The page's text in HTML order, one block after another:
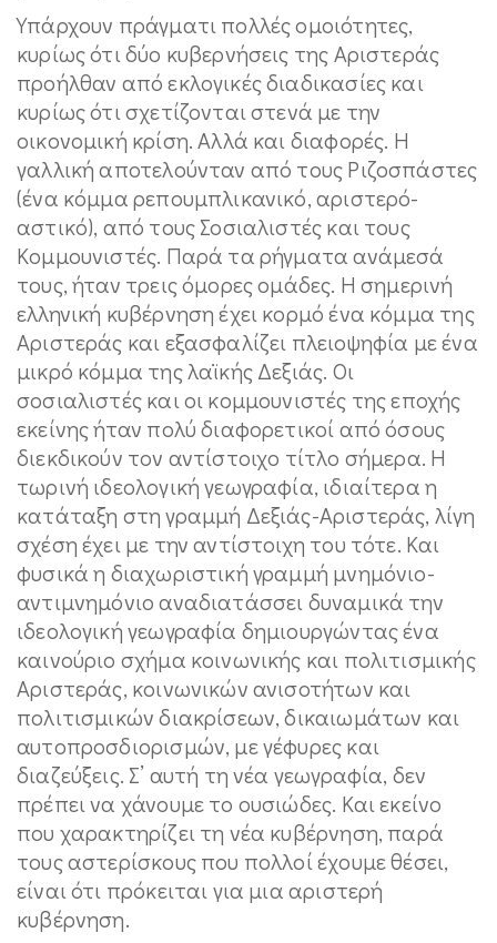
Υπάρχουν πράγματι πολλές ομοιότητες,
κυρίως ότι δύο κυβερνήσεις της Αριστεράς
προήλθαν από εκλογικές διαδικασίες και
κυρίως ότι σχετίζονται στενά με την
οικονομική κρίση. Αλλά και διαφορές. Η
γαλλική αποτελούνταν από τους Ριζοσπάστες
(ένα κόμμα ρεπουμπλικανικό, αριστερό-
αστικό), από τους Σοσιαλιστές και τους
Κομμουνιστές. Παρά τα ρήγματα ανάμεσά
τους, ήταν τρεις όμορες ομάδες. Η σημερινή
ελληνική κυβέρνηση έχει κορμό ένα κόμμα της
Αριστεράς και εξασφαλίζει πλειοψηφία με ένα
μικρό κόμμα της λαϊκής Δεξιάς. Οι
σοσιαλιστές και οι κομμουνιστές της εποχής
εκείνης ήταν πολύ διαφορετικοί από όσους
διεκδικούν τον αντίστοιχο τίτλο σήμερα. Η
τωρινή ιδεολογική γεωγραφία, ιδιαίτερα η
κατάταξη στη γραμμή Δεξιάς-Αριστεράς, λίγη
σχέση έχει με την αντίστοιχη του τότε. Και
φυσικά η διαχωριστική γραμμή μνημόνιο-
αντιμνημόνιο αναδιατάσσει δυναμικά την
ιδεολογική γεωγραφία δημιουργώντας ένα
καινούριο σχήμα κοινωνικής και πολιτισμικής
Αριστεράς, κοινωνικών ανισοτήτων και
πολιτισμικών διακρίσεων, δικαιωμάτων και
αυτοπροσδιορισμών, με γέφυρες και
διαζεύξεις. Σ’ αυτή τη νέα γεωγραφία, δεν
πρέπει να χάνουμε το ουσιώδες. Και εκείνο
που χαρακτηρίζει τη νέα κυβέρνηση, παρά
τους αστερίσκους που πολλοί έχουμε θέσει,
είναι ότι πρόκειται για μια αριστερή
κυβέρνηση.